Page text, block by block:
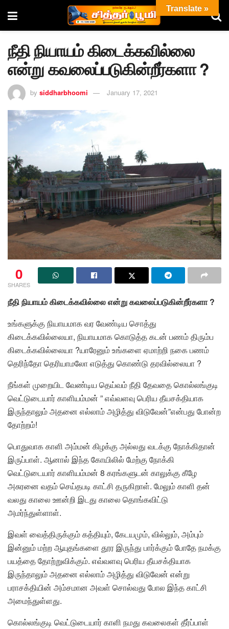
நீதி நியாயம் கிடைக்கவில்லை
என்று கவலைப்படுகின்றீர்களா ?
by siddharbhoomi January 17, 2021
0
SHARES
நீதி நியாயம் கிடைக்கவில்லை என்று கவலைப்படுகின்றீர்களா ?
உங்களுக்கு நியாயமாக வர வேண்டிய சொத்து
கிடைக்கவில்லையா, நியாயமாக கொடுத்த கடன் பணம் திரும்ப
கிடைக்கவில்லையா ?யாரேனும் உங்களை ஏமாற்றி நகை பணம்
தெரிந்தோ தெரியாமலோ எடுத்து கொண்டு தரவில்லையா ?
நீங்கள் முறையிட வேண்டிய தெய்வம் நீதி தேவதை கொல்லங்குடி
வெட்டுடையார் காளியம்மன் ” எவ்வளவு பெரிய தீயசக்தியாக
இருந்தாலும் அதனை எல்லாம் அழித்து விடுவேன்”என்பது போன்ற
தோற்றம்!
பொதுவாக காளி அம்மன் கிழக்கு அல்லது வடக்கு நோக்கிதான்
இருப்பாள். ஆனால் இந்த கோயிலில் மேற்கு நோக்கி
வெட்டுடையார் காளியம்மன் 8 கரங்களுடன் காலுக்கு கீழே
அசுரனை வதம் செய்தபடி காட்சி தருகிறாள். மேலும் காளி தன்
வலது காலை ஊன்றி இடது காலை தொங்கவிட்டு
அமர்ந்துள்ளாள்.
இவள் வைத்திருக்கும் கத்தியும், கேடயமும், வில்லும், அம்பும்
இன்னும் மற்ற ஆயுதங்களை தூர இருந்து பார்க்கும் போதே நமக்கு
பயத்தை தோற்றுவிக்கும். எவ்வளவு பெரிய தீயசக்தியாக
இருந்தாலும் அதனை எல்லாம் அழித்து விடுவேன் என்று
பராசக்தியின் அம்சமான அவள் சொல்வது போல இந்த காட்சி
அமைந்துள்ளது.
கொல்லங்குடி வெட்டுடையார் காளி நமது கவலைகள் தீர்ப்பாள்
Translate »